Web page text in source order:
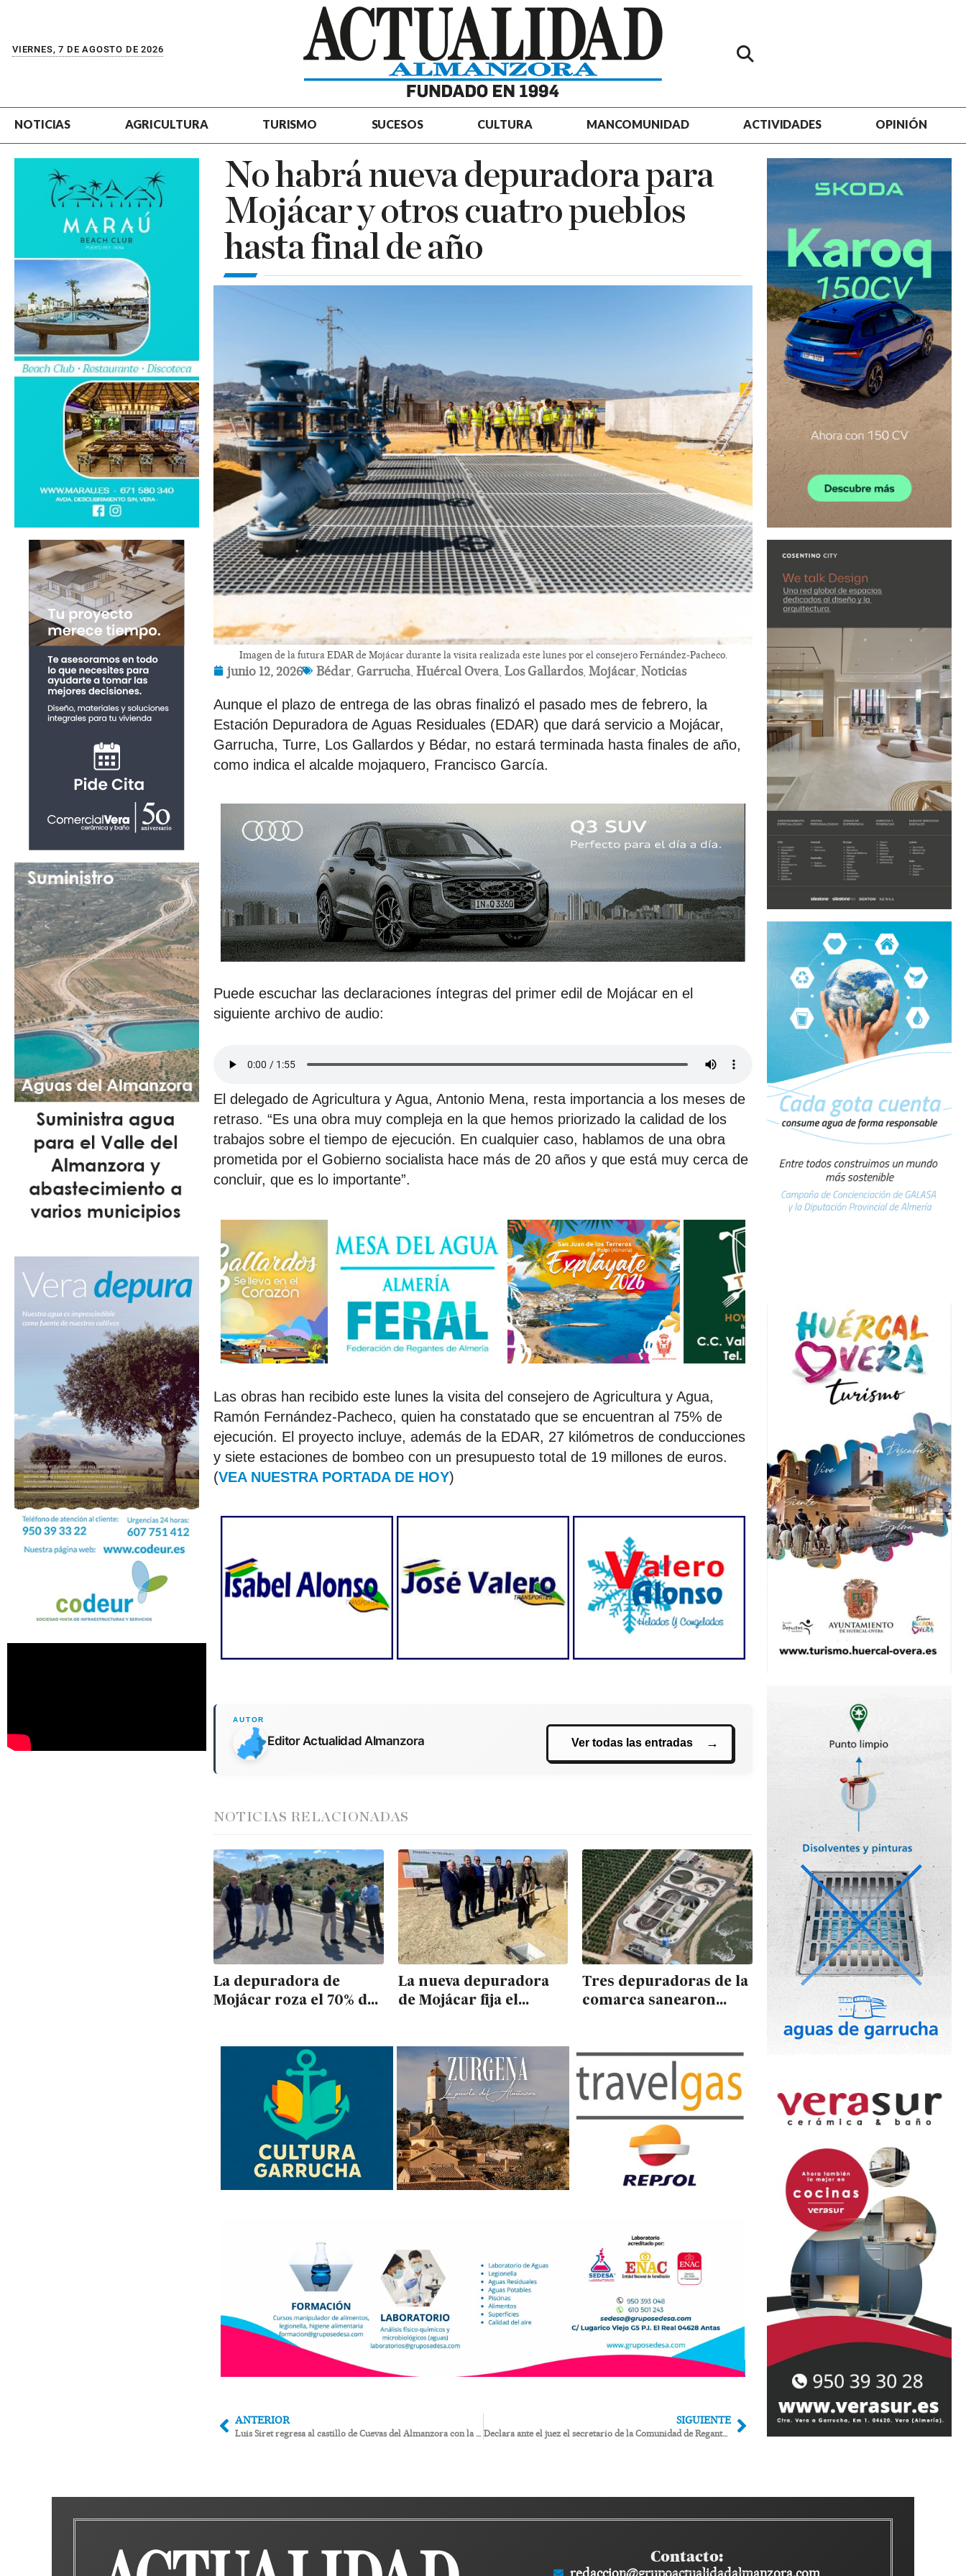
VIERNES, 7 DE AGOSTO DE 2026
NOTICIAS AGRICULTURA TURISMO SUCESOS CULTURA MANCOMUNIDAD ACTIVIDADES OPINIÓN
No habrá nueva depuradora para
Mojácar y otros cuatro pueblos
hasta final de año
Imagen de la futura EDAR de Mojácar durante la visita realizada este lunes por el consejero Fernández-Pacheco.
junio 12, 2026 Bédar ,Garrucha ,Huércal Overa ,Los Gallardos,Mojácar ,Noticias
Aunque el plazo de entrega de las obras finalizó el pasado mes de febrero, la
Estación Depuradora de Aguas Residuales (EDAR) que dará servicio a Mojácar,
Garrucha, Turre, Los Gallardos y Bédar, no estará terminada hasta finales de año,
como indica el alcalde mojaquero, Francisco García.
Puede escuchar las declaraciones íntegras del primer edil de Mojácar en el
siguiente archivo de audio:
El delegado de Agricultura y Agua, Antonio Mena, resta importancia a los meses de
retraso. “Es una obra muy compleja en la que hemos priorizado la calidad de los
trabajos sobre el tiempo de ejecución. En cualquier caso, hablamos de una obra
prometida por el Gobierno socialista hace más de 20 años y que está muy cerca de
concluir, que es lo importante”.
Las obras han recibido este lunes la visita del consejero de Agricultura y Agua,
Ramón Fernández-Pacheco, quien ha constatado que se encuentran al 75% de
ejecución. El proyecto incluye, además de la EDAR, 27 kilómetros de conducciones
y siete estaciones de bombeo con un presupuesto total de 19 millones de euros.
(VEA NUESTRA PORTADA DE HOY)
Editor Actualidad Almanzora Ver todas las entradas
NOTICIAS RELACIONADAS
La depuradora de
Mojácar roza el 70% de
finalización
La nueva depuradora
de Mojácar fija el
servicio a cinco
pueblos
Tres depuradoras de la
comarca sanearon
2024
ANTERIOR
Luis Siret regresa al castillo de Cuevas del Almanzora con la reedición de sus obras cumbre sobre Baria y el Neolítico
SIGUIENTE
Declara ante el juez el secretario de la Comunidad de Regantes de Jauro en una causa que valora daños medioambientales en 407 millones
Contacto:
redaccion@grupoactualidadalmanzora.com